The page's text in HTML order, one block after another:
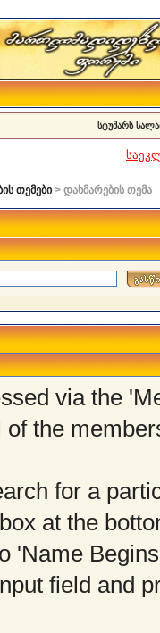
სტუმარს
თემები> დახმარების თემა
via the
the
for a
at the
'Name
field and